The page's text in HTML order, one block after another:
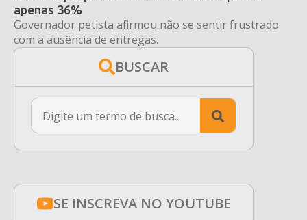
apenas 36%
Governador petista afirmou não se sentir frustrado
com a ausência de entregas.
BUSCAR
Search
for:
SE INSCREVA NO YOUTUBE